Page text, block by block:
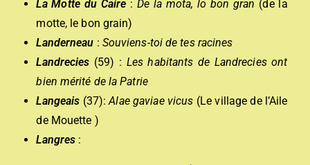
La Motte du Caire : De la mota, lo bon gran (de la
motte, le bon grain)
Landerneau : Souviens-toi de tes racines
Landrecies (59) : Les habitants de Landrecies ont
bien mérité de la Patrie
Langeais (37):Alae gaviae vicus (Le village de l’Aile
de Mouette )
Langres :